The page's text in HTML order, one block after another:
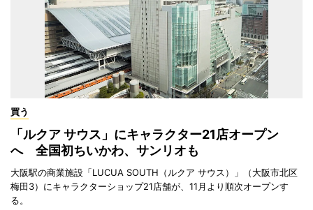
買う
「ルクア サウス」にキャラクター21店オープン
へ 全国初ちいかわ、サンリオも
大阪駅の商業施設「LUCUA SOUTH（ルクア サウス）」（大阪市北区
梅田3）にキャラクターショップ21店舗が、11月より順次オープンす
る。